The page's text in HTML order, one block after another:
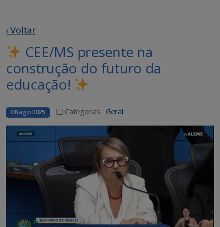
‹ Voltar
CEE/MS presente na
construção do futuro da
educação!
08 ago 2025 Categorias: Geral